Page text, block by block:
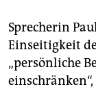
Sprecherin
Einseitigkeit
„persönliche